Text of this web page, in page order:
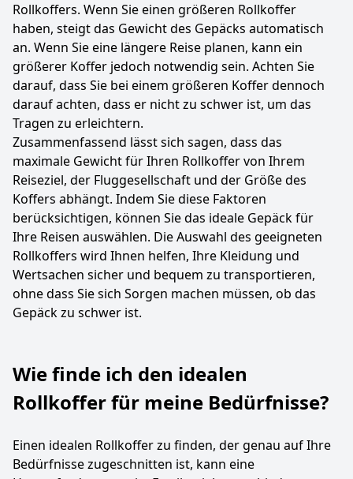
Rollkoffers. Wenn Sie einen größeren Rollkoffer
haben, steigt das Gewicht des Gepäcks automatisch
an. Wenn Sie eine längere Reise planen, kann ein
größerer Koffer jedoch notwendig sein. Achten Sie
darauf, dass Sie bei einem größeren Koffer dennoch
darauf achten, dass er nicht zu schwer ist, um das
Tragen zu erleichtern.
Zusammenfassend lässt sich sagen, dass das
maximale Gewicht für Ihren Rollkoffer von Ihrem
Reiseziel, der Fluggesellschaft und der Größe des
Koffers abhängt. Indem Sie diese Faktoren
berücksichtigen, können Sie das ideale Gepäck für
Ihre Reisen auswählen. Die Auswahl des geeigneten
Rollkoffers wird Ihnen helfen, Ihre Kleidung und
Wertsachen sicher und bequem zu transportieren,
ohne dass Sie sich Sorgen machen müssen, ob das
Gepäck zu schwer ist.
Wie finde ich den idealen
Rollkoffer für meine Bedürfnisse?
Einen idealen Rollkoffer zu finden, der genau auf Ihre
Bedürfnisse zugeschnitten ist, kann eine